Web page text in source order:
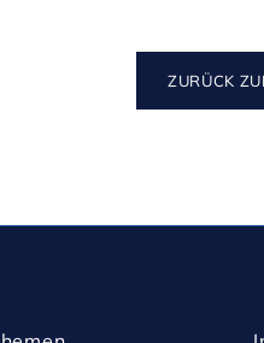
sind wohnlich gestaltet
ZURÜCK